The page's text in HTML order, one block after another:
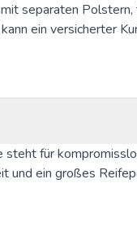
separaten
ein versicherter
für
ein großes